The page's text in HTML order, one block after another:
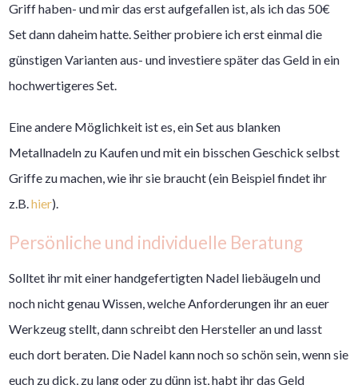
Griff haben- und mir das erst aufgefallen ist, als ich das 50€
Set dann daheim hatte. Seither probiere ich erst einmal die
günstigen Varianten aus- und investiere später das Geld in ein
hochwertigeres Set.
Eine andere Möglichkeit ist es, ein Set aus blanken
Metallnadeln zu Kaufen und mit ein bisschen Geschick selbst
Griffe zu machen, wie ihr sie braucht (ein Beispiel findet ihr
z.B.hier).
Persönliche und individuelle Beratung
Solltet ihr mit einer handgefertigten Nadel liebäugeln und
noch nicht genau Wissen, welche Anforderungen ihr an euer
Werkzeug stellt, dann schreibt den Hersteller an und lasst
euch dort beraten. Die Nadel kann noch so schön sein, wenn sie
euch zu dick, zu lang oder zu dünn ist, habt ihr das Geld